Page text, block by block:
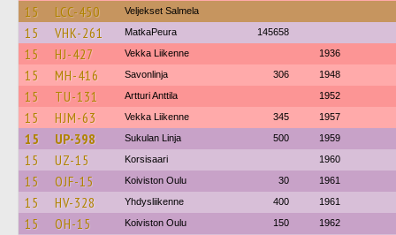
15 LCC-450 Veljekset Salmela
15 VHK-261 MatkaPeura 145658
15 HJ-427 Vekka Liikenne 1936
15 MH-416 Savonlinja 306 1948
15 TU-131 Artturi Anttila 1952
15 HJM-63 Vekka Liikenne 345 1957
15 UP-398 Sukulan Linja 500 1959
15 UZ-15 Korsisaari 1960
15 OJF-15 Koiviston Oulu 30 1961
15 HV-328 Yhdysliikenne 400 1961
15 OH-15 Koiviston Oulu 150 1962